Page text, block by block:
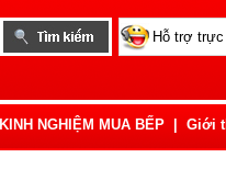
Hỗ trợ
KINH NGHIỆM MUA BẾP Giới